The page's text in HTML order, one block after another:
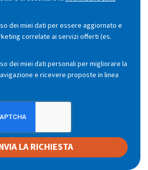
dei miei dati per essere aggiornato e
correlate ai servizi offerti (es.
dei miei dati personali per migliorare la
e ricevere proposte in linea
LA RICHIESTA